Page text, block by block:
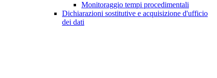
Monitoraggio tempi procedimentali
Dichiarazioni sostitutive e acquisizione d'ufficio
dei dati